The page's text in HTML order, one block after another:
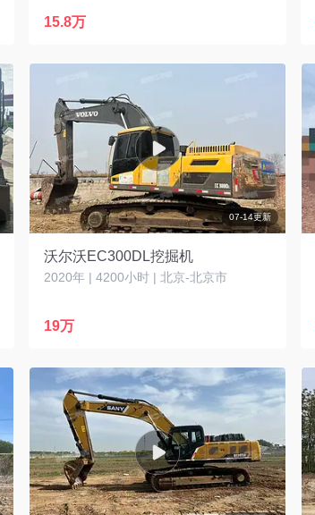
15.8万
07-14更新
沃尔沃EC300DL挖掘机
2020年 | 4200小时 | 北京-北京市
19万